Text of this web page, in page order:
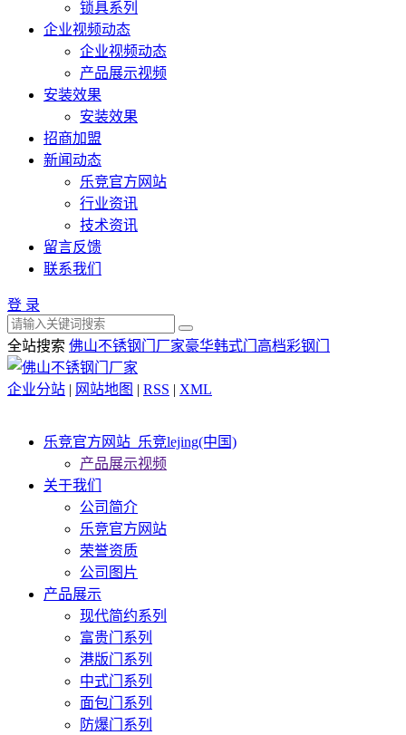
锁具系列
企业视频动态
企业视频动态
产品展示视频
安装效果
安装效果
招商加盟
新闻动态
乐竞官方网站
行业资讯
技术资讯
留言反馈
联系我们
登 录
全站搜索 佛山不锈钢门厂家豪华韩式门 高档彩钢门
企业分站 | 网站地图 | RSS | XML
乐竞官方网站_乐竞lejing(中国)
产品展示视频
关于我们
公司简介
乐竞官方网站
荣誉资质
公司图片
产品展示
现代简约系列
富贵门系列
港版门系列
中式门系列
面包门系列
防爆门系列